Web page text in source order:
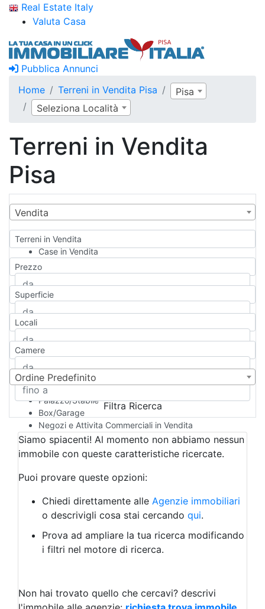
Real Estate Italy
Valuta Casa
Pubblica Annunci
Home
Terreni in Vendita Pisa
Pisa
Seleziona Località
Terreni in Vendita
Pisa
Vendita
Terreni in Vendita
Case in Vendita
Qualsiasi
Appartamento
Casa indipendente
Casa Semi-indipendente
Attico/Mansarda
Rustico/Casale
Camera d'Albergo
Multiproprietà
Palazzo/Stabile
Box/Garage
Negozi e Attivita Commerciali in Vendita
Qualsiasi
Attività/Licenza Commerciale
Azienda Agricola
Bar/Ristorante
Albergo
Laboratorio Artigianale
Negozio/locale commerciale
Agriturismo
Magazzini
Qualsiasi
Prezzo
Superficie
Locali
Camere
Ordine Predefinito
Filtra Ricerca
Siamo spiacenti! Al momento non abbiamo nessun
immobile con queste caratteristiche ricercate.
Puoi provare queste opzioni:
Chiedi direttamente alle Agenzie immobiliari
o descrivigli cosa stai cercando qui.
Prova ad ampliare la tua ricerca modificando
i filtri nel motore di ricerca.
Non hai trovato quello che cercavi? descrivi